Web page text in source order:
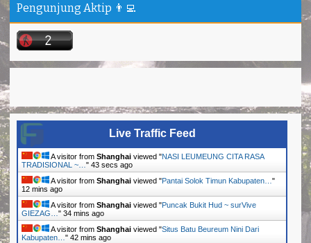
Pengunjung Aktip 👨‍💻
Live Traffic Feed
A visitor from Shanghai viewed "NASI LEUMEUNG CITA RASA
TRADISIONAL ~… " 44 secs ago
A visitor from Shanghai viewed "Pantai Solok Timun Kabupaten… "
12 mins ago
A visitor from Shanghai viewed "Puncak Bukit Hud ~ surVive
GIEZAG… " 34 mins ago
A visitor from Shanghai viewed "Situs Batu Beureum Nini Dari
Kabupaten… " 42 mins ago